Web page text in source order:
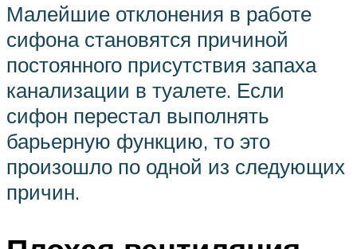
Малейшие отклонения в работе
сифона становятся причиной
постоянного присутствия запаха
канализации в туалете. Если
сифон перестал выполнять
барьерную функцию, то это
произошло по одной из следующих
причин.